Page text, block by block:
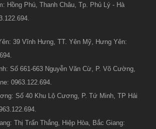
Hồng Phú, Thanh Châu, Tp. Phủ Lý - Hà
39 Vĩnh Hưng, TT. Yên Mỹ, Hưng Yên:
Số 661-663 Nguyễn Văn Cừ, P. Võ Cường,
0963.122.694.
Số 40 Khu Lộ Cương, P. Tứ Minh, TP Hải
Thị Trấn Thắng, Hiệp Hòa, Bắc Giang: